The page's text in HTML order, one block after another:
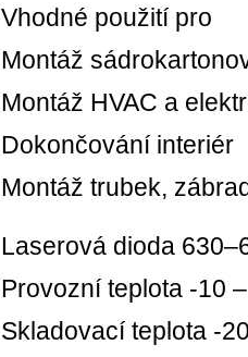
Vhodné použití pro
Montáž
Montáž HVAC a
Dokončování interiér
Montáž trubek,
Laserová dioda
Provozní teplota -10
Skladovací teplota -